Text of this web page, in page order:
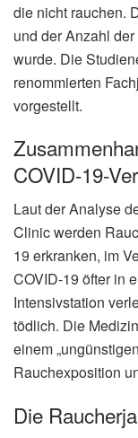
die nicht rauchen.
und der Anzahl
wurde. Die
renommierten
vorgestellt.
COVID-19-
Laut der Analyse
Clinic werden
19 erkranken, im
COVID-19 öfter in
Intensivstation
tödlich. Die
einem
Rauchexposition
Die